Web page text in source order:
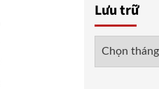
Lưu trữ